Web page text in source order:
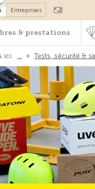
Entreprises
& prestations
ici: … » Tests, sécurité &